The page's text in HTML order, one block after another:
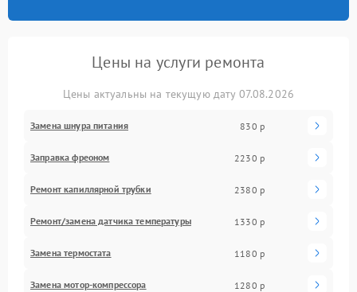
Цены на услуги ремонта
Цены актуальны на текущую дату 07.08.2026
Замена шнура питания 830 р
Заправка фреоном 2230 р
Ремонт капиллярной трубки 2380 р
Ремонт/замена датчика температуры 1330 р
Замена термостата 1180 р
Замена мотор-компрессора 1280 р